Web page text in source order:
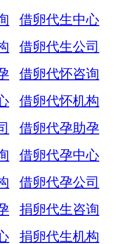
借卵代生中心
借卵代生公司
借卵代怀咨询
借卵代怀机构
借卵代孕助孕
借卵代孕中心
借卵代孕公司
捐卵代生咨询
捐卵代生机构